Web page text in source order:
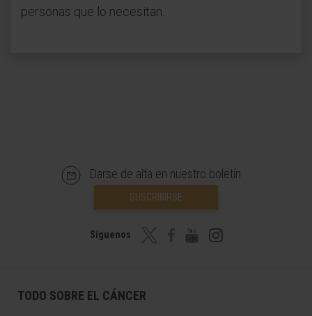
personas que lo necesitan.
Darse de alta en nuestro boletín
SUSCRIBIRSE
Síguenos
TODO SOBRE EL CÁNCER